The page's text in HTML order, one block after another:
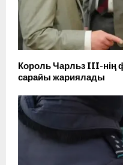
Король Чарльз III-нің
сарайы жариялады